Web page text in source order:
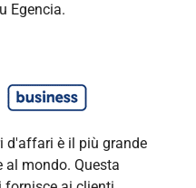
Egencia.
d'affari è il più grande
al mondo. Questa